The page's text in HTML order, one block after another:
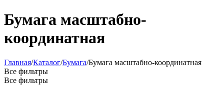
Бумага масштабно-
координатная
Главная/Каталог/Бумага/Бумага масштабно-координатная
Все фильтры
Все фильтры